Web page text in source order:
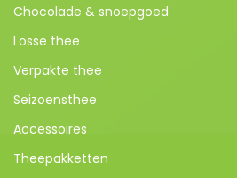
Chocolade & snoepgoed
Losse thee
Verpakte thee
Seizoensthee
Accessoires
Theepakketten